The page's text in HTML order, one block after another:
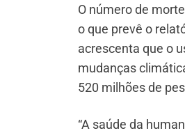
O número de
o que prevê o
acrescenta que o
mudanças
520 milhões de
“A saúde da